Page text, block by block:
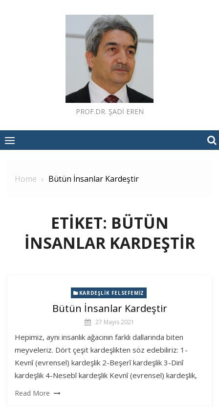
PROF.DR. ŞADI EREN
Home Bütün İnsanlar Kardeştir
ETIKET: BÜTÜN
İNSANLAR KARDEŞTIR
KARDEŞLIK FELSEFEMIZ
Bütün İnsanlar Kardeştir
27 Mayıs 2021
Hepimiz, aynı insanlık ağacının farklı dallarında biten
meyveleriz. Dört çeşit kardeşlikten söz edebiliriz: 1-
Kevnî (evrensel) kardeşlik 2-Beşerî kardeşlik 3-Dinî
kardeşlik 4-Nesebî kardeşlik Kevnî (evrensel) kardeşlik,
Read More